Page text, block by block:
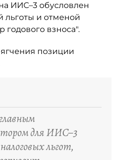
ИИС–3 обусловлен
льготы и отменой
годового взноса".
позиции
для ИИС–3
льгот,